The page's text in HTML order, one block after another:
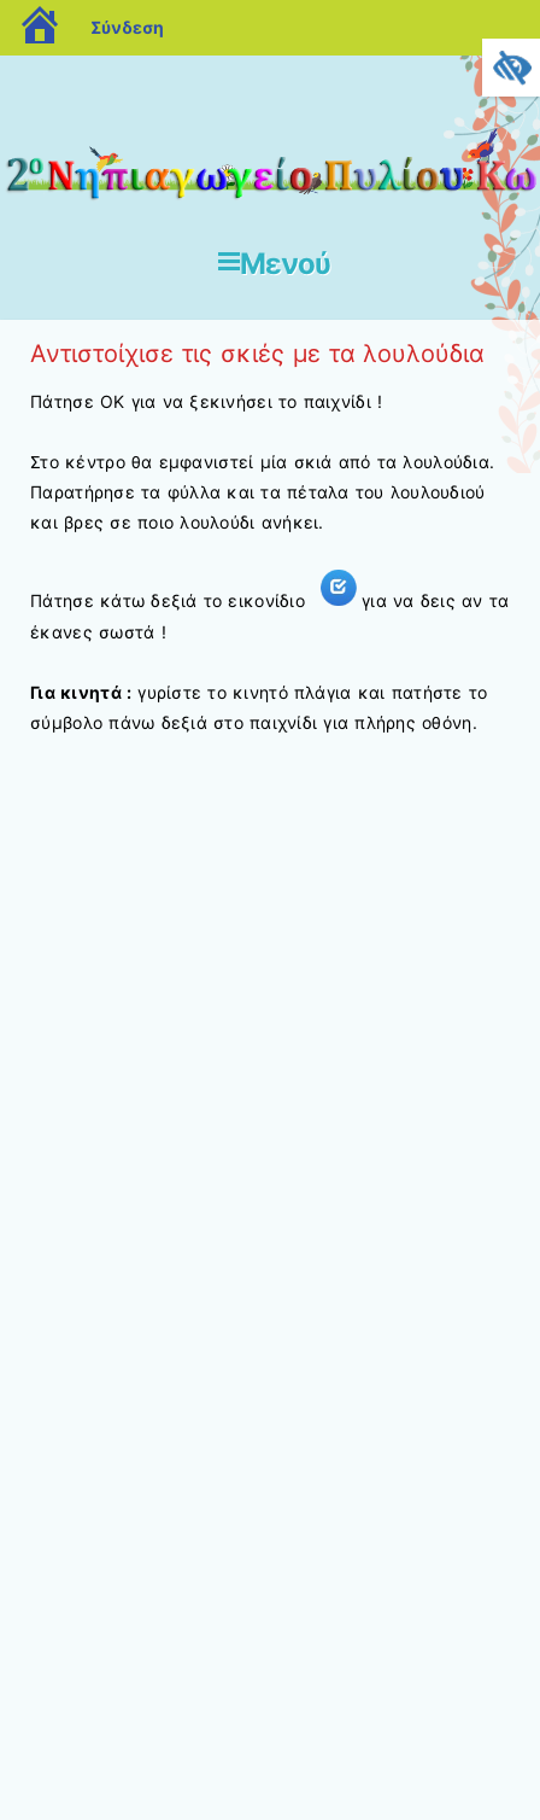
2ο Νηπιαγωγείο Πυλίου Κω
Ο ΕΠΊΣΗΜΟΣ
ΙΣΤΌΤΟΠΟΣ
ΤΟΥ ΣΧΟΛΕΊΟΥ
BLOGS.SCH.GR
Μενού
Αντιστοίχισε τις σκιές με τα λουλούδια
Πάτησε ΟΚ για να ξεκινήσει το παιχνίδι !
Στο κέντρο θα εμφανιστεί μία σκιά από τα λουλούδια.
Παρατήρησε τα φύλλα και τα πέταλα του λουλουδιού
και βρες σε ποιο λουλούδι ανήκει.
Πάτησε κάτω δεξιά το εικονίδιο
για να δεις αν τα
έκανες σωστά !
Για κινητά : γυρίστε το κινητό πλάγια και πατήστε το
σύμβολο πάνω δεξιά στο παιχνίδι για πλήρης οθόνη.
blogs.sch.gr
Σύνδεση